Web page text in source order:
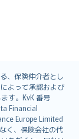
、保険仲介者とし
よって承認および
す。KvK 番号
Financial
Europe Limited
く、保険会社の代